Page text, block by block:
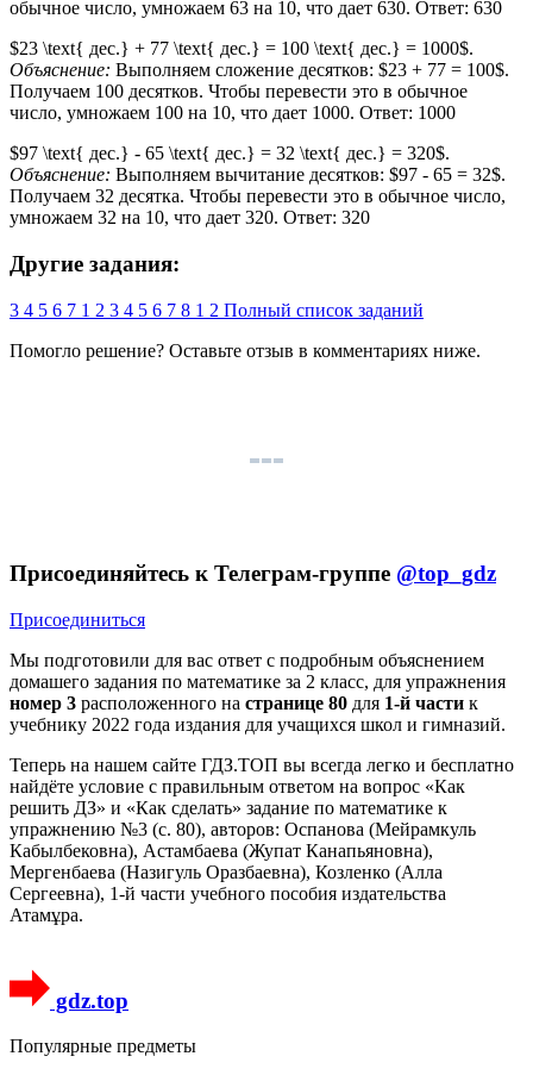
обычное число, умножаем 63 на 10, что дает 630. Ответ: 630
$23 \text{ дес.} + 77 \text{ дес.} = 100 \text{ дес.} = 1000$.
Объяснение: Выполняем сложение десятков: $23 + 77 = 100$.
Получаем 100 десятков. Чтобы перевести это в обычное
число, умножаем 100 на 10, что дает 1000. Ответ: 1000
$97 \text{ дес.} - 65 \text{ дес.} = 32 \text{ дес.} = 320$.
Объяснение: Выполняем вычитание десятков: $97 - 65 = 32$.
Получаем 32 десятка. Чтобы перевести это в обычное число,
умножаем 32 на 10, что дает 320. Ответ: 320
Другие задания:
3 4 5 6 7 1 2 3 4 5 6 7 8 1 2 Полный список заданий
Помогло решение? Оставьте отзыв в комментариях ниже.
Присоединяйтесь к Телеграм-группе @top_gdz
Присоединиться
Мы подготовили для вас ответ c подробным объяснением
домашего задания по математике за 2 класс, для упражнения
номер 3 расположенного на странице 80 для 1-й части к
учебнику 2022 года издания для учащихся школ и гимназий.
Теперь на нашем сайте ГДЗ.ТОП вы всегда легко и бесплатно
найдёте условие с правильным ответом на вопрос «Как
решить ДЗ» и «Как сделать» задание по математике к
упражнению №3 (с. 80), авторов: Оспанова (Мейрамкуль
Кабылбековна), Астамбаева (Жупат Канапьяновна),
Мергенбаева (Назигуль Оразбаевна), Козленко (Алла
Сергеевна), 1-й части учебного пособия издательства
Атамұра.
gdz.top
Популярные предметы